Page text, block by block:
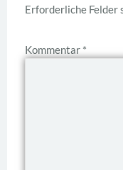
Erforderliche Felder
Kommentar *